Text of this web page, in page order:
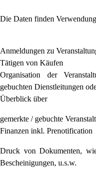
Die Daten finden
Anmeldungen zu
Tätigen von Käufen
Organisation der
gebuchten Dienstleitungen
Überblick über
gemerkte / gebuchte
Finanzen inkl. Prenotification
Druck von Dokumenten,
Bescheinigungen, u.s.w.